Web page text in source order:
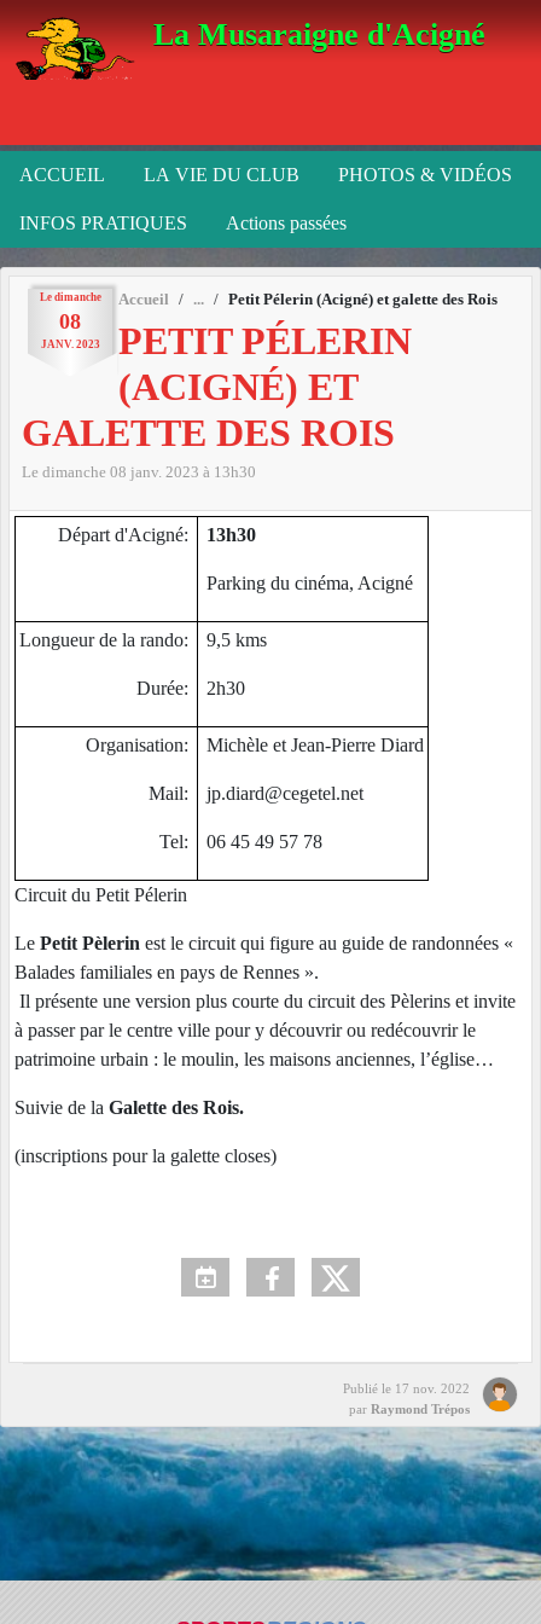
La Musaraigne d'Acigné
ACCUEIL LA VIE DU CLUB PHOTOS & VIDÉOS
INFOS PRATIQUES Actions passées
Le dimanche
08
JANV. 2023
Accueil Petit Pélerin (Acigné) et galette des Rois
PETIT PÉLERIN
(ACIGNÉ) ET
GALETTE DES ROIS
Le dimanche 08 janv. 2023 à 13h30
Départ d'Acigné: 13h30
Parking du cinéma, Acigné
Longueur de la rando:
Durée:
9,5 kms
2h30
Organisation:
Mail:
Tel:
Michèle et Jean-Pierre Diard
jp.diard@cegetel.net
06 45 49 57 78
Circuit du Petit Pélerin
Le Petit Pèlerin est le circuit qui figure au guide de randonnées «
Balades familiales en pays de Rennes ».
Il présente une version plus courte du circuit des Pèlerins et invite
à passer par le centre ville pour y découvrir ou redécouvrir le
patrimoine urbain : le moulin, les maisons anciennes, l’église…
Suivie de la Galette des Rois.
(inscriptions pour la galette closes)
Publié le 17 nov. 2022
par Raymond Trépos
Panneau de gestion des cookies